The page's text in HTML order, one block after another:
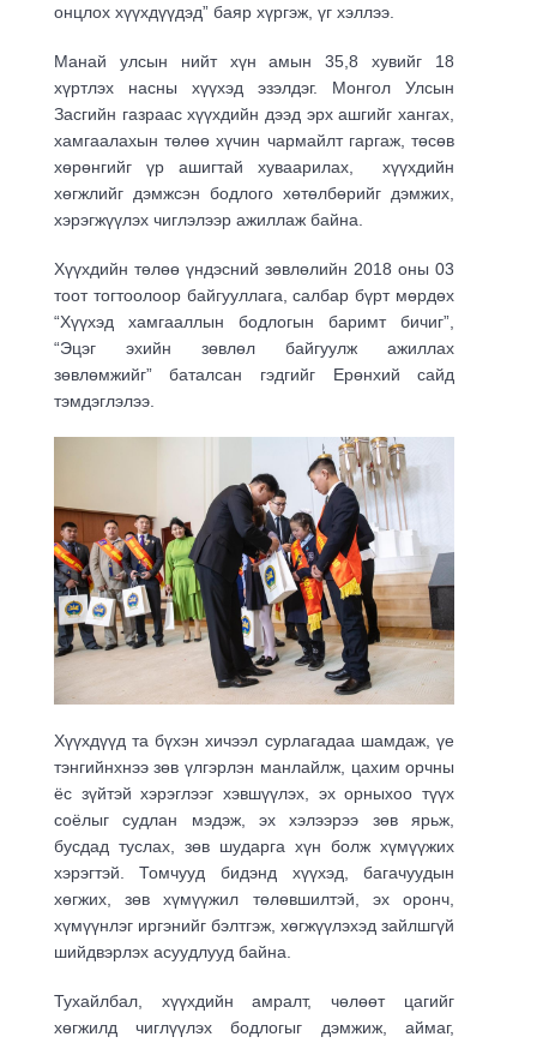
онцлох хүүхдүүдэд” баяр хүргэж, үг хэллээ.
Манай улсын нийт хүн амын 35,8 хувийг 18
хүртлэх насны хүүхэд эзэлдэг. Монгол Улсын
Засгийн газраас хүүхдийн дээд эрх ашгийг хангах,
хамгаалахын төлөө хүчин чармайлт гаргаж, төсөв
хөрөнгийг үр ашигтай хуваарилах, хүүхдийн
хөгжлийг дэмжсэн бодлого хөтөлбөрийг дэмжих,
хэрэгжүүлэх чиглэлээр ажиллаж байна.
Хүүхдийн төлөө үндэсний зөвлөлийн 2018 оны 03
тоот тогтоолоор байгууллага, салбар бүрт мөрдөх
“Хүүхэд хамгааллын бодлогын баримт бичиг”,
“Эцэг эхийн зөвлөл байгуулж ажиллах
зөвлөмжийг” баталсан гэдгийг Ерөнхий сайд
тэмдэглэлээ.
Хүүхдүүд та бүхэн хичээл сурлагадаа шамдаж, үе
тэнгийнхнээ зөв үлгэрлэн манлайлж, цахим орчны
ёс зүйтэй хэрэглээг хэвшүүлэх, эх орныхоо түүх
соёлыг судлан мэдэж, эх хэлээрээ зөв ярьж,
бусдад туслах, зөв шударга хүн болж хүмүүжих
хэрэгтэй. Томчууд бидэнд хүүхэд, багачуудын
хөгжих, зөв хүмүүжил төлөвшилтэй, эх оронч,
хүмүүнлэг иргэнийг бэлтгэж, хөгжүүлэхэд зайлшгүй
шийдвэрлэх асуудлууд байна.
Тухайлбал, хүүхдийн амралт, чөлөөт цагийг
хөгжилд чиглүүлэх бодлогыг дэмжиж, аймаг,